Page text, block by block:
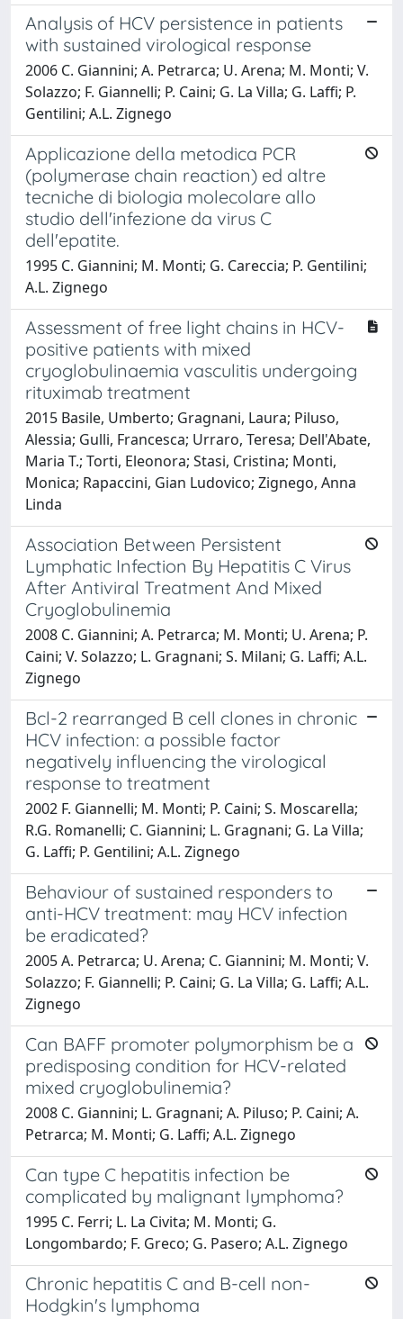
Analysis of HCV persistence in patients
with sustained virological response
2006 C. Giannini; A. Petrarca; U. Arena; M. Monti; V.
Solazzo; F. Giannelli; P. Caini; G. La Villa; G. Laffi; P.
Gentilini; A.L. Zignego
Applicazione della metodica PCR
(polymerase chain reaction) ed altre
tecniche di biologia molecolare allo
studio dell'infezione da virus C
dell'epatite.
1995 C. Giannini; M. Monti; G. Careccia; P. Gentilini;
A.L. Zignego
Assessment of free light chains in HCV-
positive patients with mixed
cryoglobulinaemia vasculitis undergoing
rituximab treatment
2015 Basile, Umberto; Gragnani, Laura; Piluso,
Alessia; Gulli, Francesca; Urraro, Teresa; Dell'Abate,
Maria T.; Torti, Eleonora; Stasi, Cristina; Monti,
Monica; Rapaccini, Gian Ludovico; Zignego, Anna
Linda
Association Between Persistent
Lymphatic Infection By Hepatitis C Virus
After Antiviral Treatment And Mixed
Cryoglobulinemia
2008 C. Giannini; A. Petrarca; M. Monti; U. Arena; P.
Caini; V. Solazzo; L. Gragnani; S. Milani; G. Laffi; A.L.
Zignego
Bcl-2 rearranged B cell clones in chronic
HCV infection: a possible factor
negatively influencing the virological
response to treatment
2002 F. Giannelli; M. Monti; P. Caini; S. Moscarella;
R.G. Romanelli; C. Giannini; L. Gragnani; G. La Villa;
G. Laffi; P. Gentilini; A.L. Zignego
Behaviour of sustained responders to
anti-HCV treatment: may HCV infection
be eradicated?
2005 A. Petrarca; U. Arena; C. Giannini; M. Monti; V.
Solazzo; F. Giannelli; P. Caini; G. La Villa; G. Laffi; A.L.
Zignego
Can BAFF promoter polymorphism be a
predisposing condition for HCV-related
mixed cryoglobulinemia?
2008 C. Giannini; L. Gragnani; A. Piluso; P. Caini; A.
Petrarca; M. Monti; G. Laffi; A.L. Zignego
Can type C hepatitis infection be
complicated by malignant lymphoma?
1995 C. Ferri; L. La Civita; M. Monti; G.
Longombardo; F. Greco; G. Pasero; A.L. Zignego
Chronic hepatitis C and B-cell non-
Hodgkin's lymphoma